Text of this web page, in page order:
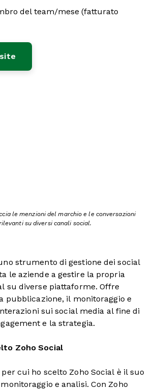
del team/mese (fatturato
le menzioni del marchio e le conversazioni
su diversi canali social.
strumento di gestione dei social
le aziende a gestire la propria
su diverse piattaforme. Offre
pubblicazione, il monitoraggio e
sui social media al fine di
e la strategia.
Zoho Social
cui ho scelto Zoho Social è il suo
e analisi. Con Zoho